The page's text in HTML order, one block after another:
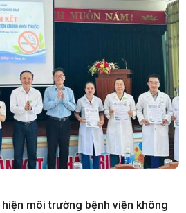
môi trường bệnh viện không